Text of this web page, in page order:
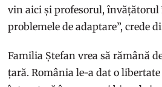
vin aici și profesorul, învățătorul
problemele de adaptare”, crede
Familia Ștefan vrea să rămână
țară. România le-a dat o